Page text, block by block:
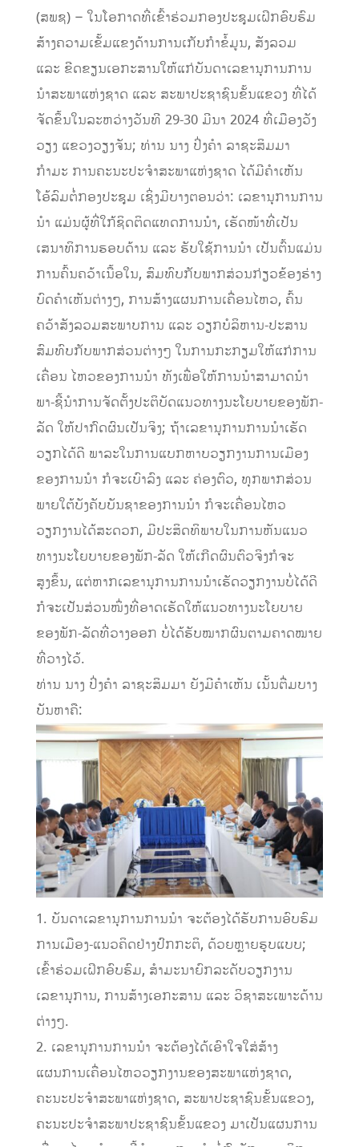
(ສພຊ) – ໃນໂອກາດທີ່ເຂົ້າຮ່ວມກອງປະຊຸມເຝິກອົບຮົມ
ສ້າງຄວາມເຂັ້ມແຂງດ້ານການເກັບກໍາຂໍ້ມູນ, ສັງລວມ
ແລະ ຂີດຂຽນເອກະສານໃຫ້ແກ່ບັນດາເລຂານຸການການ
ນຳສະພາແຫ່ງຊາດ ແລະ ສະພາປະຊາຊົນຂັ້ນແຂວງ ທີ່ໄດ້
ຈັດຂຶ້ນໃນລະຫວ່າງວັນທີ 29-30 ມີນາ 2024 ທີ່ເມືອງວັງ
ວຽງ ແຂວງວຽງຈັນ; ທ່ານ ນາງ ປິ່ງຄຳ ລາຊະສິມມາ
ກຳມະ ການຄະນະປະຈຳສະພາແຫ່ງຊາດ ໄດ້ມີຄຳເຫັນ
ໂອ້ລົມຕໍ່ກອງປະຊຸມ ເຊິ່ງມີບາງຕອນວ່າ: ເລຂານຸການການ
ນໍາ ແມ່ນຜູ້ທີ່ໃກ້ຊິດຕິດແທດການນໍາ, ເຮັດໜ້າທີ່ເປັນ
ເສນາທິການຮອບດ້ານ ແລະ ຮັບໃຊ້ການນໍາ ເປັນຕົ້ນແມ່ນ
ການຄົ້ນຄວ້າເນື້ອໃນ, ສົມທົບກັບພາກສ່ວນກ່ຽວຂ້ອງຮ່າງ
ບົດຄໍາເຫັນຕ່າງໆ, ການສ້າງແຜນການເຄື່ອນໄຫວ, ຄົ້ນ
ຄວ້າສັງລວມສະພາບການ ແລະ ວຽກບໍລິຫານ-ປະສານ
ສົມທົບກັບພາກສ່ວນຕ່າງໆ ໃນການກະກຽມໃຫ້ແກ່ການ
ເຄື່ອນ ໄຫວຂອງການນໍາ ທັງເພື່ອໃຫ້ການນໍາສາມາດນໍາ
ພາ-ຊີ້ນໍາການຈັດຕັ້ງປະຕິບັດແນວທາງນະໂຍບາຍຂອງພັກ-
ລັດ ໃຫ້ປາກົດຜົນເປັນຈິງ; ຖ້າເລຂານຸການການນໍາເຮັດ
ວຽກໄດ້ດີ ພາລະໃນການແບກຫາບວຽກງານການເມືອງ
ຂອງການນໍາ ກໍຈະເບົາລົງ ແລະ ຄ່ອງຕົວ, ທຸກພາກສ່ວນ
ພາຍໃຕ້ບັງຄັບບັນຊາຂອງການນໍາ ກໍຈະເຄື່ອນໄຫວ
ວຽກງານໄດ້ສະດວກ, ມີປະສິດທິພາບໃນການຫັນແນວ
ທາງນະໂຍບາຍຂອງພັກ-ລັດ ໃຫ້ເກີດຜົນຕົວຈິງກໍຈະ
ສູງຂຶ້ນ, ແຕ່ຫາກເລຂານຸການການນໍາເຮັດວຽກງານບໍ່ໄດ້ດີ
ກໍຈະເປັນສ່ວນໜຶ່ງທີ່ອາດເຮັດໃຫ້ແນວທາງນະໂຍບາຍ
ຂອງພັກ-ລັດທີ່ວາງອອກ ບໍ່ໄດ້ຮັບໝາກຜົນຕາມຄາດໝາຍ
ທີ່ວາງໄວ້.
ທ່ານ ນາງ ປິ່ງຄຳ ລາຊະສິມມາ ຍັງມີຄຳເຫັນ ເນັ້ນຕື່ມບາງ
ບັນຫາຄື:
1. ບັນດາເລຂານຸການການນໍາ ຈະຕ້ອງໄດ້ຮັບການອົບຮົມ
ການເມືອງ-ແນວຄິດຢ່າງປົກກະຕິ, ດ້ວຍຫຼາຍຮູບແບບ;
ເຂົ້າຮ່ວມເຝິກອົບຮົມ, ສໍາມະນາຍົກລະດັບວຽກງານ
ເລຂານຸການ, ການສ້າງເອກະສານ ແລະ ວິຊາສະເພາະດ້ານ
ຕ່າງໆ.
2. ເລຂານຸການການນໍາ ຈະຕ້ອງໄດ້ເອົາໃຈໃສ່ສ້າງ
ແຜນການເຄື່ອນໄຫວວຽກງານຂອງສະພາແຫ່ງຊາດ,
ຄະນະປະຈໍາສະພາແຫ່ງຊາດ, ສະພາປະຊາຊົນຂັ້ນແຂວງ,
ຄະນະປະຈໍາສະພາປະຊາຊົນຂັ້ນແຂວງ ມາເປັນແຜນການ